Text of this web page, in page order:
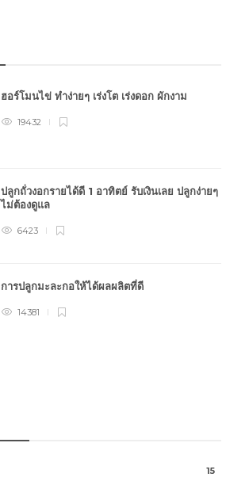
ฮอร์โมนไข่ ทำง่ายๆ เร่งโต เร่งดอก ผักงาม
19432
ปลูกถั่วงอกรายได้ดี 1 อาทิตย์ รับเงินเลย ปลูกง่ายๆ
ไม่ต้องดูแล
6423
การปลูกมะละกอให้ได้ผลผลิตที่ดี
14381
15